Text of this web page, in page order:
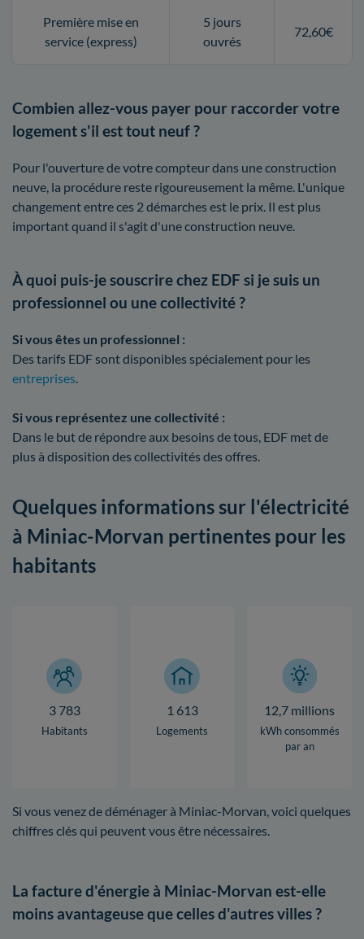
Première mise en
service (express)
5 jours
ouvrés
72,60€
Combien allez-vous payer pour raccorder votre
logement s'il est tout neuf ?
Pour l'ouverture de votre compteur dans une construction
neuve, la procédure reste rigoureusement la même. L'unique
changement entre ces 2 démarches est le prix. Il est plus
important quand il s'agit d'une construction neuve.
À quoi puis-je souscrire chez EDF si je suis un
professionnel ou une collectivité ?
Si vous êtes un professionnel :
Des tarifs EDF sont disponibles spécialement pour les
entreprises.
Si vous représentez une collectivité :
Dans le but de répondre aux besoins de tous, EDF met de
plus à disposition des collectivités des offres.
Quelques informations sur l'électricité
à Miniac-Morvan pertinentes pour les
habitants
3 783
Habitants
1 613
Logements
12,7 millions
kWh consommés
par an
Si vous venez de déménager à Miniac-Morvan, voici quelques
chiffres clés qui peuvent vous être nécessaires.
La facture d'énergie à Miniac-Morvan est-elle
moins avantageuse que celles d'autres villes ?